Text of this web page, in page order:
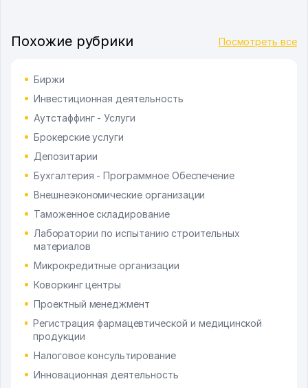
Похожие рубрики Посмотреть все
Биржи
Инвестиционная деятельность
Аутстаффинг - Услуги
Брокерские услуги
Депозитарии
Бухгалтерия - Программное Обеспечение
Внешнеэкономические организации
Таможенное складирование
Лаборатории по испытанию строительных
материалов
Микрокредитные организации
Коворкинг центры
Проектный менеджмент
Регистрация фармацевтической и медицинской
продукции
Налоговое консультирование
Инновационная деятельность